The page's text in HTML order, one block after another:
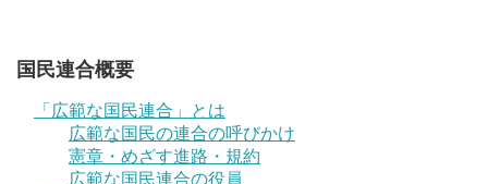
国民連合概要
「広範な国民連合」とは
広範な国民の連合の呼びかけ
憲章・めざす進路・規約
広範な国民連合の役員